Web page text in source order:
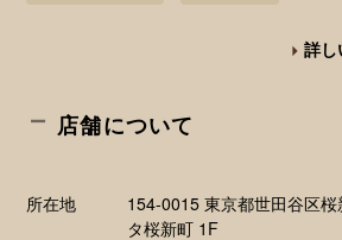
詳し
店舗について
所在地
154-0015 東京都世田谷区
タ桜新町 1F